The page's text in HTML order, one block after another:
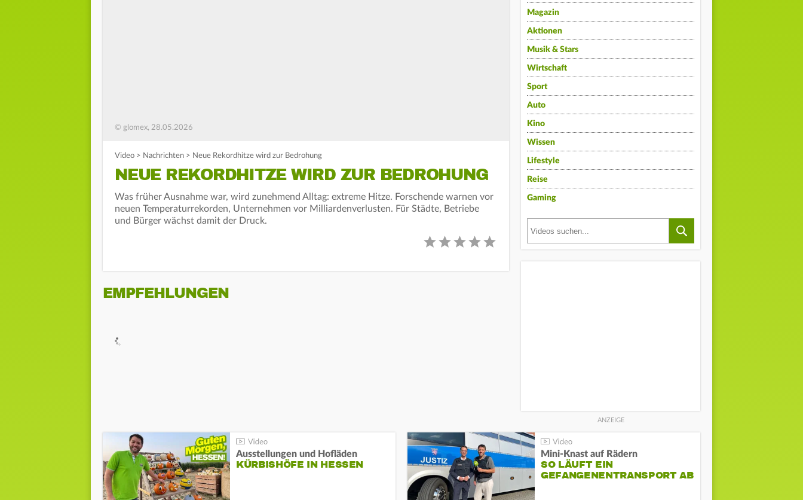
© glomex, 28.05.2026
Video > Nachrichten > Neue Rekordhitze wird zur Bedrohung
NEUE REKORDHITZE WIRD ZUR BEDROHUNG
Was früher Ausnahme war, wird zunehmend Alltag: extreme Hitze. Forschende warnen vor
neuen Temperaturrekorden, Unternehmen vor Milliardenverlusten. Für Städte, Betriebe
und Bürger wächst damit der Druck.
EMPFEHLUNGEN
Magazin
Aktionen
Musik & Stars
Wirtschaft
Sport
Auto
Kino
Wissen
Lifestyle
Reise
Gaming
Ausstellungen und Hofläden
KÜRBISHÖFE IN HESSEN
Mini-Knast auf Rädern
SO LÄUFT EIN
GEFANGENENTRANSPORT AB